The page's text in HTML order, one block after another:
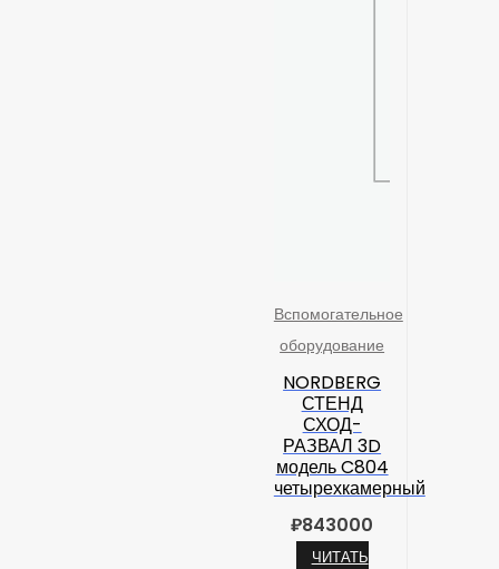
Вспомогательное
оборудование
NORDBERG
СТЕНД
СХОД-
РАЗВАЛ 3D
модель C804
четырехкамерный
₽843000
ЧИТАТЬ